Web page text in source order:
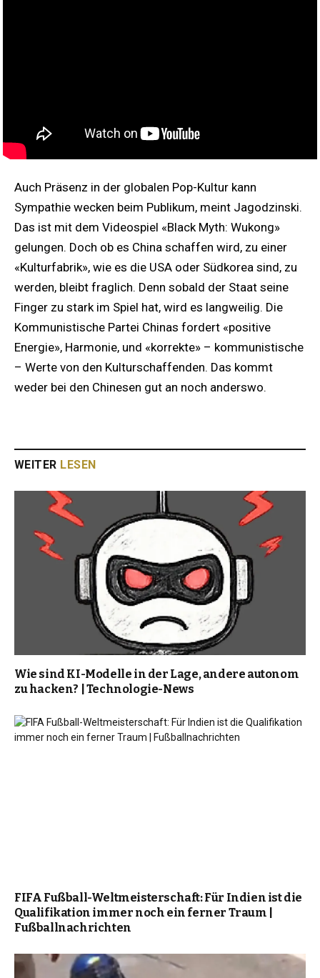
Auch Präsenz in der globalen Pop-Kultur kann
Sympathie wecken beim Publikum, meint Jagodzinski.
Das ist mit dem Videospiel «Black Myth: Wukong»
gelungen. Doch ob es China schaffen wird, zu einer
«Kulturfabrik», wie es die USA oder Südkorea sind, zu
werden, bleibt fraglich. Denn sobald der Staat seine
Finger zu stark im Spiel hat, wird es langweilig. Die
Kommunistische Partei Chinas fordert «positive
Energie», Harmonie, und «korrekte» – kommunistische
– Werte von den Kulturschaffenden. Das kommt
weder bei den Chinesen gut an noch anderswo.
WEITER LESEN
Wie sind KI-Modelle in der Lage, andere autonom
zu hacken? | Technologie-News
FIFA Fußball-Weltmeisterschaft: Für Indien ist die
Qualifikation immer noch ein ferner Traum |
Fußballnachrichten